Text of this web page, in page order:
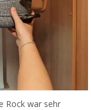
Rock war sehr